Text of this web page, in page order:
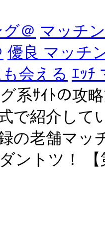
＠ マッチ
優良 マッチ
会える ｴｯﾁ
系ｻｲﾄの攻
で紹介して
の老舗マッ
ントツ！ 【